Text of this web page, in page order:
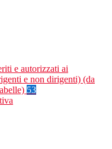
e autorizzati ai
e non dirigenti) (da
53